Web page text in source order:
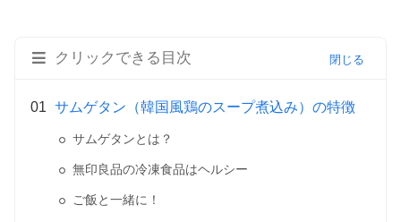
クリックできる目次
サムゲタン（韓国風鶏のスープ煮込み）の特徴
サムゲタンとは？
無印良品の冷凍食品はヘルシー
ご飯と一緒に！